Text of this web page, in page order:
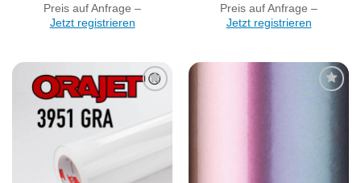
Preis auf Anfrage –
Jetzt registrieren
Preis auf Anfrage –
Jetzt registrieren